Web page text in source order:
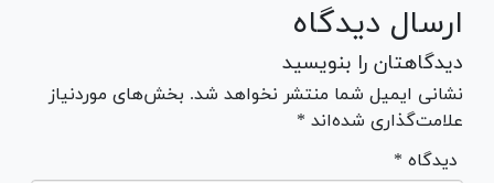
ارسال دیدگاه
دیدگاهتان را بنویسید
نشانی ایمیل شما منتشر نخواهد شد. بخش‌های موردنیاز
علامت‌گذاری شده‌اند *
* دیدگاه